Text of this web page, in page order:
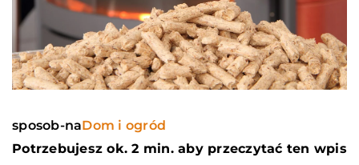
sposob-naDom i ogród
Potrzebujesz ok. 2 min. aby przeczytać ten wpis